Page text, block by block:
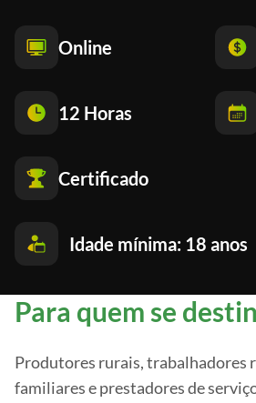
Online
12 Horas
Certificado
Idade mínima: 18 anos
Para quem se
Produtores rurais, trabalhadores
familiares e prestadores de